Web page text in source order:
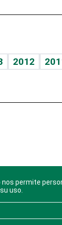
2012
permite
uso.